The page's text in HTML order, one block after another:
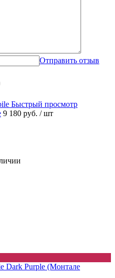
Отправить отзыв
Быстрый просмотр
9 180 руб. / шт